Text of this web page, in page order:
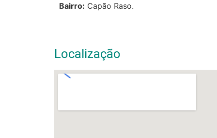
Bairro: Capão Raso.
Localização